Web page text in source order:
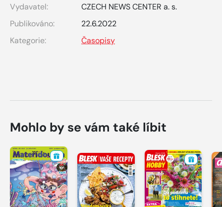
Vydavatel:
CZECH NEWS CENTER a. s.
Publikováno:
22.6.2022
Kategorie:
Časopisy
Mohlo by se vám také líbit